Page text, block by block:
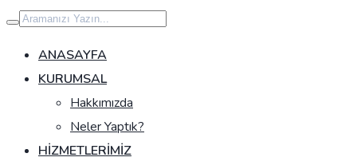
İçeriğe
geç
ANASAYFA
KURUMSAL
Hakkımızda
Neler Yaptık?
HIZMETLERIMIZ